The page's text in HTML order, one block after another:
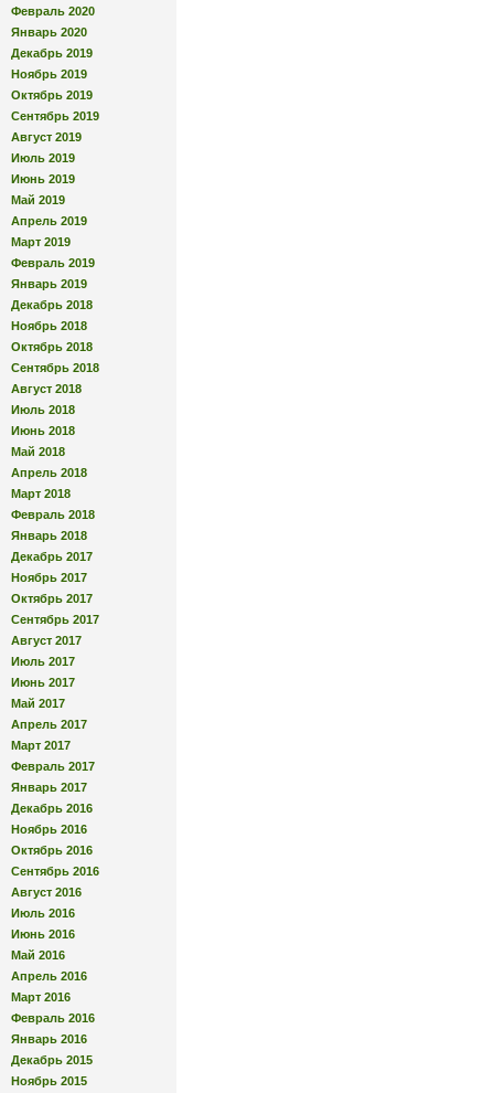
Февраль 2020
Январь 2020
Декабрь 2019
Ноябрь 2019
Октябрь 2019
Сентябрь 2019
Август 2019
Июль 2019
Июнь 2019
Май 2019
Апрель 2019
Март 2019
Февраль 2019
Январь 2019
Декабрь 2018
Ноябрь 2018
Октябрь 2018
Сентябрь 2018
Август 2018
Июль 2018
Июнь 2018
Май 2018
Апрель 2018
Март 2018
Февраль 2018
Январь 2018
Декабрь 2017
Ноябрь 2017
Октябрь 2017
Сентябрь 2017
Август 2017
Июль 2017
Июнь 2017
Май 2017
Апрель 2017
Март 2017
Февраль 2017
Январь 2017
Декабрь 2016
Ноябрь 2016
Октябрь 2016
Сентябрь 2016
Август 2016
Июль 2016
Июнь 2016
Май 2016
Апрель 2016
Март 2016
Февраль 2016
Январь 2016
Декабрь 2015
Ноябрь 2015